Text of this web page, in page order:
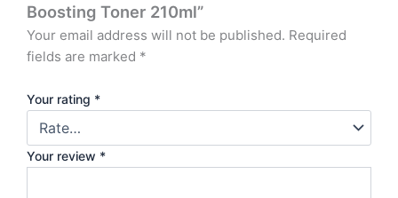
Boosting Toner 210ml”
Your email address will not be published. Required
fields are marked *
Your rating *
Your review *